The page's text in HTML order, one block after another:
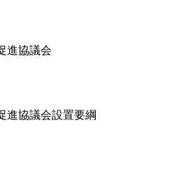
進協議会
進協議会設置要綱